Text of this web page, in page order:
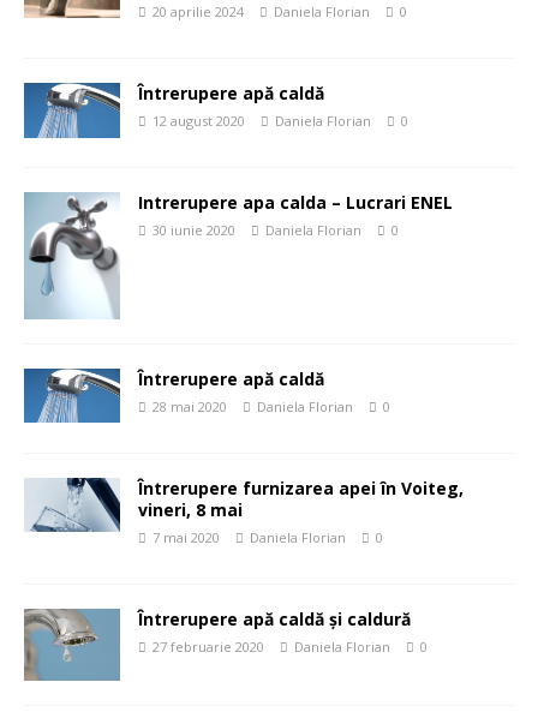
20 aprilie 2024 Daniela Florian 0
Întrerupere apă caldă
12 august 2020 Daniela Florian 0
Intrerupere apa calda – Lucrari ENEL
30 iunie 2020 Daniela Florian 0
Întrerupere apă caldă
28 mai 2020 Daniela Florian 0
Întrerupere furnizarea apei în Voiteg,
vineri, 8 mai
7 mai 2020 Daniela Florian 0
Întrerupere apă caldă și caldură
27 februarie 2020 Daniela Florian 0